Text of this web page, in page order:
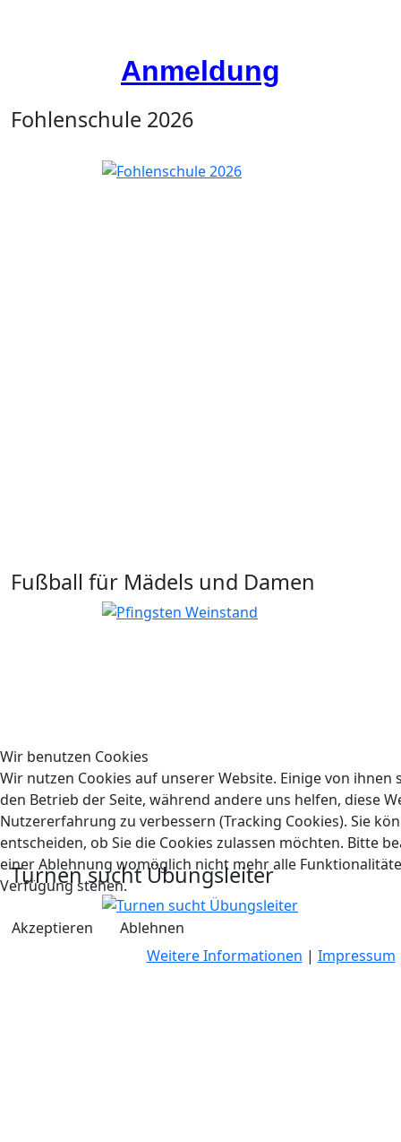
Anmeldung
Fohlenschule 2026
Fußball für Mädels und Damen
Turnen sucht Übungsleiter
Wir benutzen Cookies
Wir nutzen Cookies auf unserer Website. Einige von ihnen
den Betrieb der Seite, während andere uns helfen, diese
Nutzererfahrung zu verbessern (Tracking Cookies). Sie
entscheiden, ob Sie die Cookies zulassen möchten. Bitte
einer Ablehnung womöglich nicht mehr alle
Verfügung stehen.
Akzeptieren
Ablehnen
Weitere Informationen | Impressum